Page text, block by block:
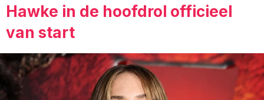
Hawke in de hoofdrol officieel
van start